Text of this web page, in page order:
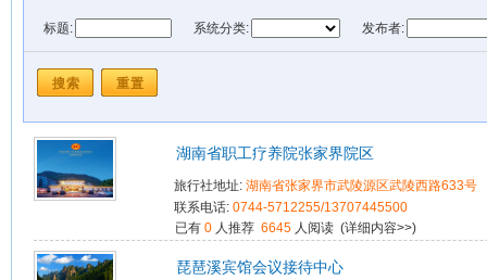
标题: 系统分类: 发布者:
湖南省职工疗养院张家界院区
旅行社地址:湖南省张家界市武陵源区武陵西路633号
联系电话:0744-5712255/13707445500
已有0 人推荐6645 人阅读 (详细内容>>)
琵琶溪宾馆会议接待中心